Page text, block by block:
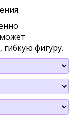
фигуру.